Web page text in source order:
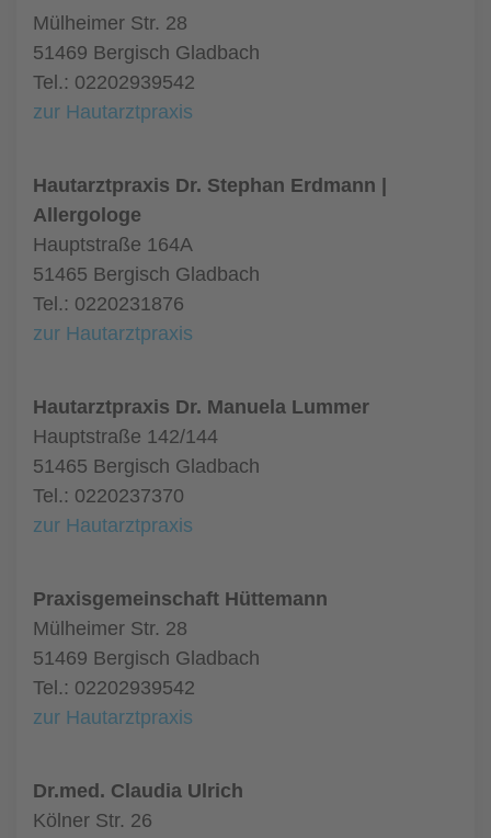
Mülheimer Str. 28
51469 Bergisch Gladbach
Tel.: 02202939542
zur Hautarztpraxis
Hautarztpraxis Dr. Stephan Erdmann |
Allergologe
Hauptstraße 164A
51465 Bergisch Gladbach
Tel.: 0220231876
zur Hautarztpraxis
Hautarztpraxis Dr. Manuela Lummer
Hauptstraße 142/144
51465 Bergisch Gladbach
Tel.: 0220237370
zur Hautarztpraxis
Praxisgemeinschaft Hüttemann
Mülheimer Str. 28
51469 Bergisch Gladbach
Tel.: 02202939542
zur Hautarztpraxis
Dr.med. Claudia Ulrich
Kölner Str. 26